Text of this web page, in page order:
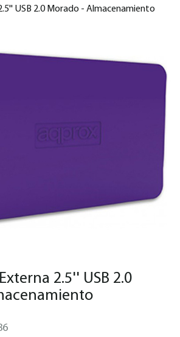
USB 2.0 Morado - Almacenamiento
2.5'' USB 2.0